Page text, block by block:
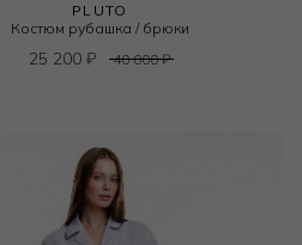
PLUTO
Костюм рубашка / брюки
25 200₽ 40 000₽